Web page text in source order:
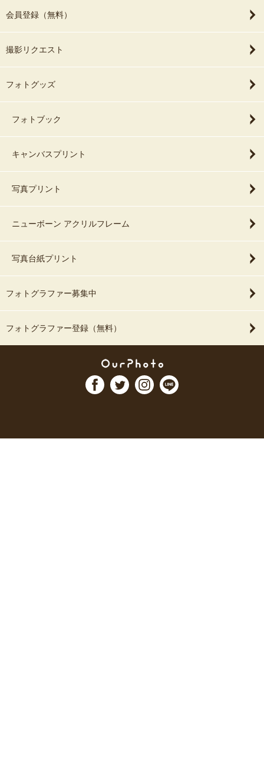
会員登録（無料）
撮影リクエスト
フォトグッズ
フォトブック
キャンバスプリント
写真プリント
ニューボーン アクリルフレーム
写真台紙プリント
フォトグラファー募集中
フォトグラファー登録（無料）